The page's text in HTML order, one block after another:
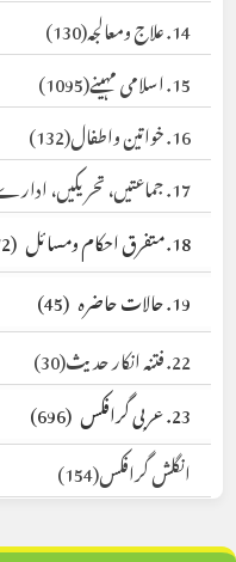
14. علاج ومعالجہ
(130)
15. اسلامی مہینے
(1095)
16. خواتین واطفال
(132)
17. جماعتیں، تحریکیں، ادارے
18. متفرق احکام ومسائل
(72)
19. حالات حاضرہ
(45)
22. فتنہ انکار حدیث
(30)
23. عربی گرافکس
(696)
انگلش گرافکس(154)